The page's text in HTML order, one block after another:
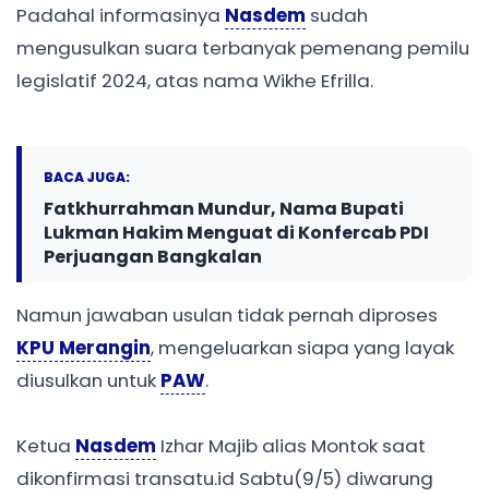
Padahal informasinya Nasdem sudah
mengusulkan suara terbanyak pemenang pemilu
legislatif 2024, atas nama Wikhe Efrilla.
BACA JUGA:
Fatkhurrahman Mundur, Nama Bupati
Lukman Hakim Menguat di Konfercab PDI
Perjuangan Bangkalan
Namun jawaban usulan tidak pernah diproses
KPU Merangin, mengeluarkan siapa yang layak
diusulkan untuk PAW.
Ketua Nasdem Izhar Majib alias Montok saat
dikonfirmasi transatu.id Sabtu(9/5) diwarung